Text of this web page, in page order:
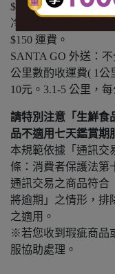
$150 運費。
冷藏商品：黑貓冷藏
$150 運費。
SANTA GO 外送：
公里數酌收運費( 1公
10元。3.1-5 公里，
請特別注意「生鮮食
品不適用七天鑑賞期
本規範依據「通訊交
條：消費者保護法第
通訊交易之商品符合
將逾期」之情形，排
之適用。
※若您收到瑕疵商品
服協助處理。